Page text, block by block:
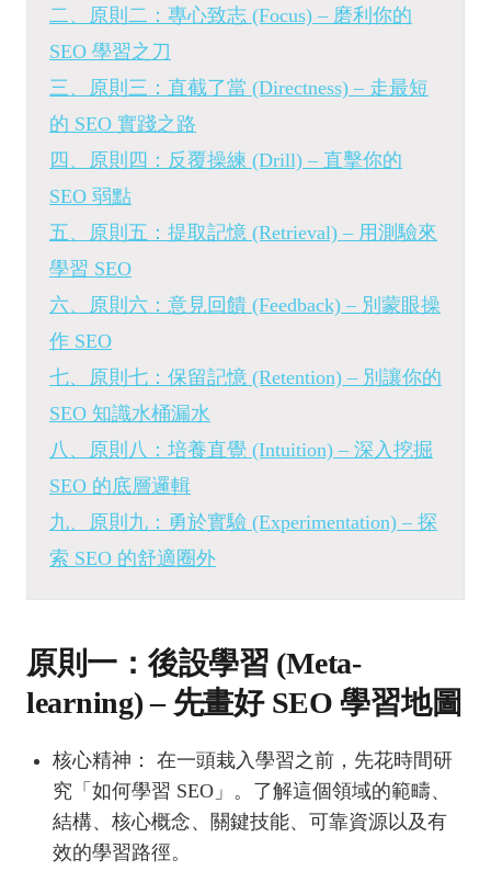
二、原則二：專心致志 (Focus) – 磨利你的
SEO 學習之刀
三、原則三：直截了當 (Directness) – 走最短
的 SEO 實踐之路
四、原則四：反覆操練 (Drill) – 直擊你的
SEO 弱點
五、原則五：提取記憶 (Retrieval) – 用測驗來
學習 SEO
六、原則六：意見回饋 (Feedback) – 別蒙眼操
作 SEO
七、原則七：保留記憶 (Retention) – 別讓你的
SEO 知識水桶漏水
八、原則八：培養直覺 (Intuition) – 深入挖掘
SEO 的底層邏輯
九、原則九：勇於實驗 (Experimentation) – 探
索 SEO 的舒適圈外
原則一：後設學習 (Meta-
learning) – 先畫好 SEO 學習地圖
核心精神： 在一頭栽入學習之前，先花時間研
究「如何學習 SEO」。了解這個領域的範疇、
結構、核心概念、關鍵技能、可靠資源以及有
效的學習路徑。